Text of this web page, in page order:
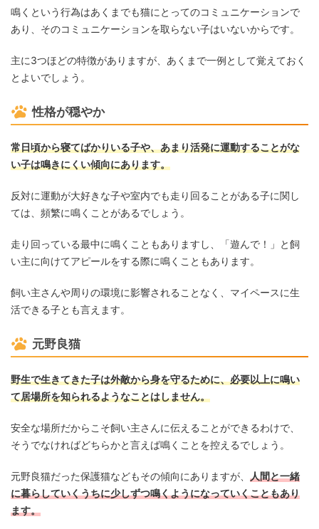
鳴くという行為はあくまでも猫にとってのコミュニケーションで
あり、そのコミュニケーションを取らない子はいないからです。
主に3つほどの特徴がありますが、あくまで一例として覚えておく
とよいでしょう。
性格が穏やか
常日頃から寝てばかりいる子や、あまり活発に運動することがな
い子は鳴きにくい傾向にあります。
反対に運動が大好きな子や室内でも走り回ることがある子に関し
ては、頻繁に鳴くことがあるでしょう。
走り回っている最中に鳴くこともありますし、「遊んで！」と飼
い主に向けてアピールをする際に鳴くこともあります。
飼い主さんや周りの環境に影響されることなく、マイペースに生
活できる子とも言えます。
元野良猫
野生で生きてきた子は外敵から身を守るために、必要以上に鳴い
て居場所を知られるようなことはしません。
安全な場所だからこそ飼い主さんに伝えることができるわけで、
そうでなければどちらかと言えば鳴くことを控えるでしょう。
元野良猫だった保護猫などもその傾向にありますが、 人間と一緒
に暮らしていくうちに少しずつ鳴くようになっていくこともあり
ます。